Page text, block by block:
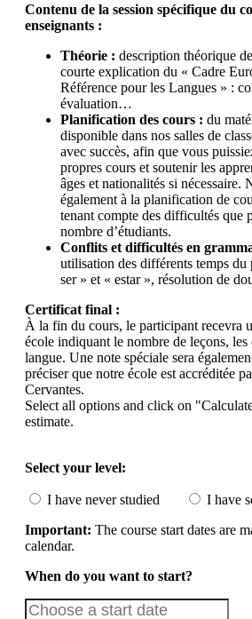
Contenu de la session spécifique du
enseignants :
Théorie : description théorique
courte explication du « Cadre
Référence pour les Langues » :
évaluation…
Planification des cours : du
disponible dans nos salles de
avec succès, afin que vous
propres cours et soutenir les
âges et nationalités si nécessaire.
également à la planification de
tenant compte des difficultés que
nombre d’étudiants.
Conflits et difficultés en
utilisation des différents temps du
ser » et « estar », résolution de
Certificat final :
À la fin du cours, le participant recevra
école indiquant le nombre de leçons, les
langue. Une note spéciale sera
préciser que notre école est accréditée
Cervantes.
Select all options and click on
estimate.
Select your level:
I have never studied
I have
Important: The course start dates are
calendar.
When do you want to start?